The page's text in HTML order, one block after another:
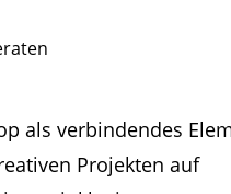
als verbindendes
Projekten auf